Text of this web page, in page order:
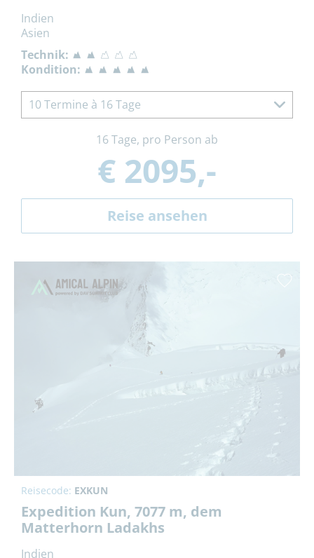
Indien
Asien
Technik:
Kondition:
10 Termine à 16 Tage
16 Tage, pro Person ab
€ 2095,-
Reise ansehen
Reisecode: EXKUN
Expedition Kun, 7077 m, dem
Matterhorn Ladakhs
Indien